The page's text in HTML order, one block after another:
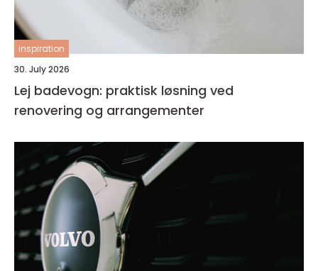
inspiration
30. July 2026
Lej badevogn: praktisk løsning ved
renovering og arrangementer